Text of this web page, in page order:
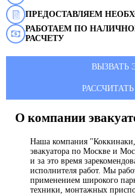
ПРЕДОСТАВЛЯЕМ
РАБОТАЕМ ПО
РАСЧЕТУ
ВЫЗВАТЬ
О компании
Наша компания "Коккинаки,
эвакуатора по Москве и
и за это время
исполнителя работ. Мы
применением широкого
техники, монтажных